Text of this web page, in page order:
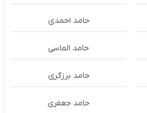
حامد احمدی
حامد الماسی
حامد برزگری
حامد جعفری